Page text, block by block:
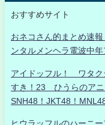
おすすめサイト
おネコさん的まとめ速
ンタルメンヘラ電波中
アイドッフル！ ワタ
すき！23 ひうらのア
SNH48！JKT48！
ヒウラッフルのハーニ